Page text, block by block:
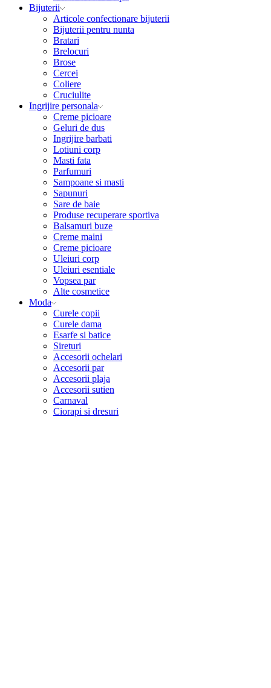
Bijuterii
Articole confectionare bijuterii
Bijuterii pentru nunta
Bratari
Brelocuri
Brose
Cercei
Coliere
Cruciulite
Ingrijire personala
Creme picioare
Geluri de dus
Ingrijire barbati
Lotiuni corp
Masti fata
Parfumuri
Sampoane si masti
Sapunuri
Sare de baie
Produse recuperare sportiva
Balsamuri buze
Creme maini
Creme picioare
Uleiuri corp
Uleiuri esentiale
Vopsea par
Alte cosmetice
Moda
Curele copii
Curele dama
Esarfe si batice
Sireturi
Accesorii ochelari
Accesorii par
Accesorii plaja
Accesorii sutien
Carnaval
Ciorapi si dresuri